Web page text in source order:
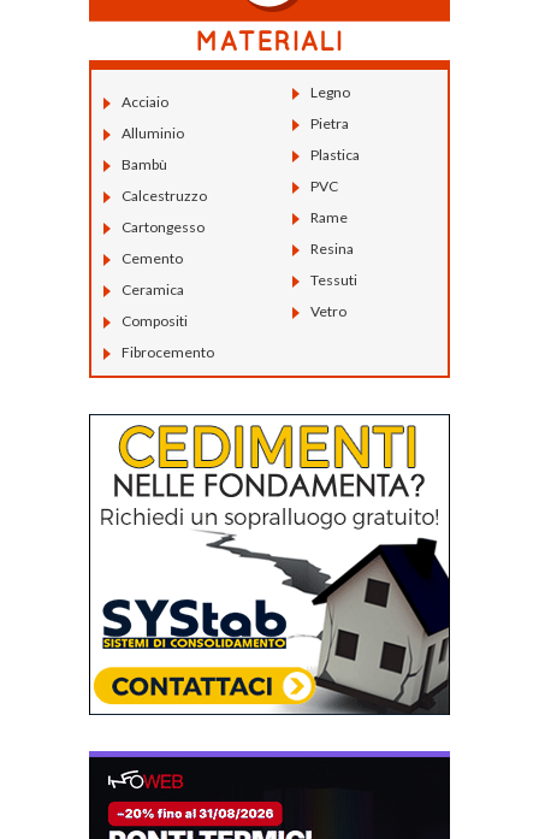
Acciaio
Alluminio
Bambù
Calcestruzzo
Cartongesso
Cemento
Ceramica
Compositi
Fibrocemento
Legno
Pietra
Plastica
PVC
Rame
Resina
Tessuti
Vetro